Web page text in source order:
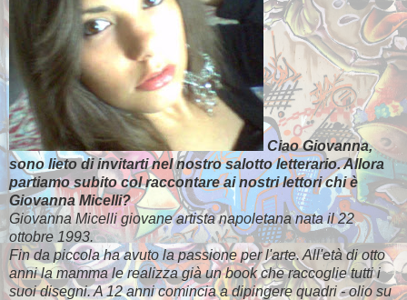
Ciao Giovanna,
sono lieto di invitarti nel nostro salotto letterario. Allora
partiamo subito col raccontare ai nostri lettori chi è
Giovanna Micelli?
Giovanna Micelli giovane artista napoletana nata il 22
ottobre 1993.
Fin da piccola ha avuto la passione per l'arte. All'età di otto
anni la mamma le realizza già un book che raccoglie tutti i
suoi disegni. A 12 anni comincia a dipingere quadri - olio su